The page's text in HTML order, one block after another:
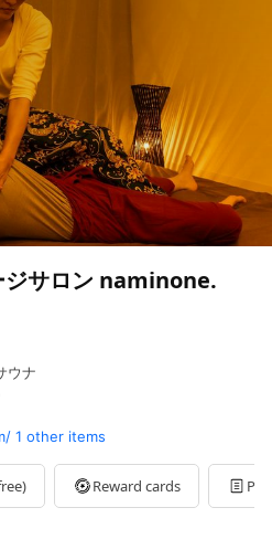
ジサロン naminone.
ウナ
1 other items
Reward cards